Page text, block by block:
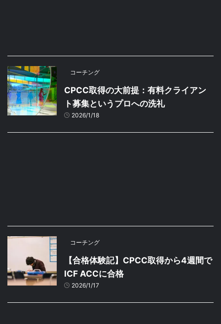
コーチング
CPCC取得の大前提：有料クライアン
ト募集というプロへの洗礼
2026/1/18
コーチング
【合格体験記】CPCC取得から4週間で
ICF ACCに合格
2026/1/17